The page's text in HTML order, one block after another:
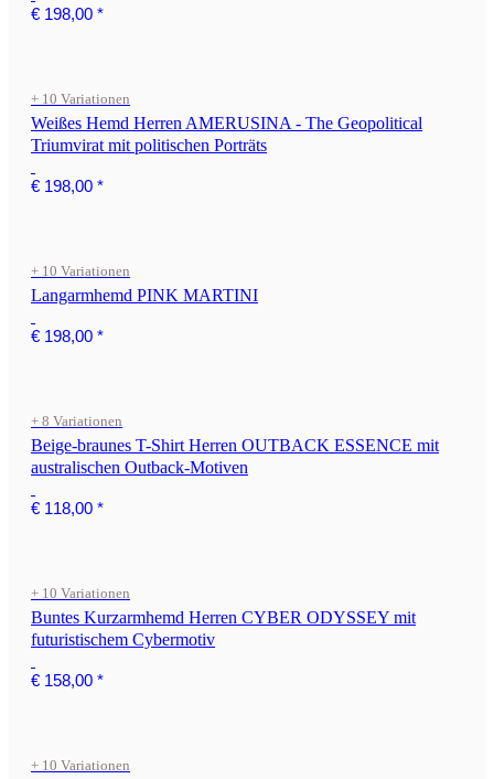
€ 198,00 *
+ 10 Variationen
Weißes Hemd Herren AMERUSINA - The Geopolitical
Triumvirat mit politischen Porträts
€ 198,00 *
+ 10 Variationen
Langarmhemd PINK MARTINI
€ 198,00 *
+ 8 Variationen
Beige-braunes T-Shirt Herren OUTBACK ESSENCE mit
australischen Outback-Motiven
€ 118,00 *
+ 10 Variationen
Buntes Kurzarmhemd Herren CYBER ODYSSEY mit
futuristischem Cybermotiv
€ 158,00 *
+ 10 Variationen